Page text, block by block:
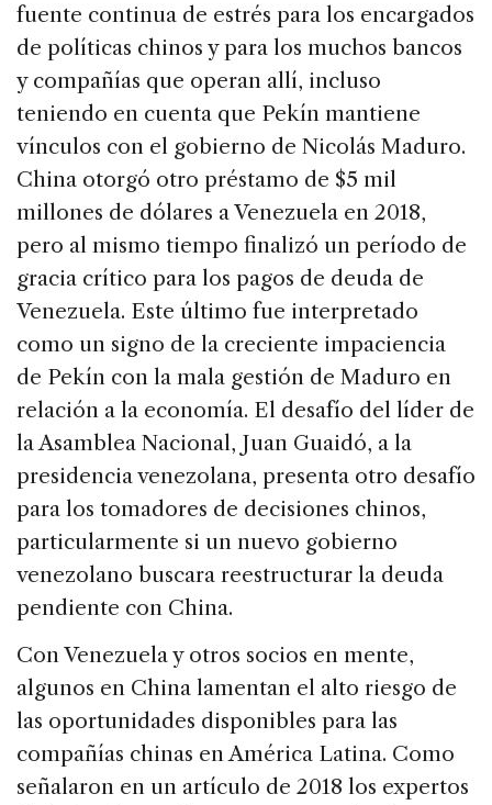
fuente continua de estrés para los encargados
de políticas chinos y para los muchos bancos
y compañías que operan allí, incluso
teniendo en cuenta que Pekín mantiene
vínculos con el gobierno de Nicolás Maduro.
China otorgó otro préstamo de $5 mil
millones de dólares a Venezuela en 2018,
pero al mismo tiempo finalizó un período de
gracia crítico para los pagos de deuda de
Venezuela. Este último fue interpretado
como un signo de la creciente impaciencia
de Pekín con la mala gestión de Maduro en
relación a la economía. El desafío del líder de
la Asamblea Nacional, Juan Guaidó, a la
presidencia venezolana, presenta otro desafío
para los tomadores de decisiones chinos,
particularmente si un nuevo gobierno
venezolano buscara reestructurar la deuda
pendiente con China.
Con Venezuela y otros socios en mente,
algunos en China lamentan el alto riesgo de
las oportunidades disponibles para las
compañías chinas en América Latina. Como
señalaron en un artículo de 2018 los expertos